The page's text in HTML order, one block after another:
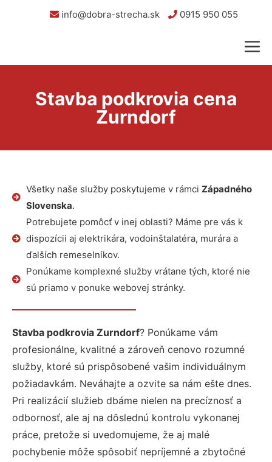
info@dobra-strecha.sk 0915 950 055
Stavba podkrovia cena
Zurndorf
Všetky naše služby poskytujeme v rámci Západného
Slovenska.
Potrebujete pomôcť v inej oblasti? Máme pre vás k
dispozícii aj elektrikára, vodoinštalatéra, murára a
ďalších remeselníkov.
Ponúkame komplexné služby vrátane tých, ktoré nie
sú priamo v ponuke webovej stránky.
Stavba podkrovia Zurndorf? Ponúkame vám
profesionálne, kvalitné a zároveň cenovo rozumné
služby, ktoré sú prispôsobené vašim individuálnym
požiadavkám. Neváhajte a ozvite sa nám ešte dnes.
Pri realizácií služieb dbáme nielen na precíznosť a
odbornosť, ale aj na dôslednú kontrolu vykonanej
práce, pretože si uvedomujeme, že aj malé
pochybenie môže spôsobiť nepríjemné a zbytočné